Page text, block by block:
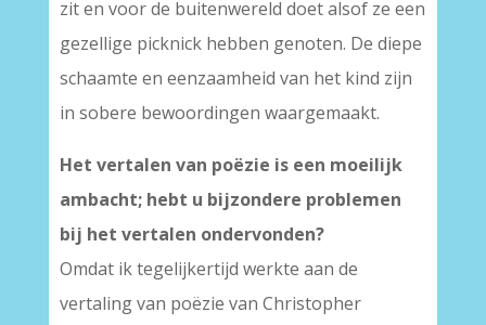
zit en voor de buitenwereld doet alsof ze een
gezellige picknick hebben genoten. De diepe
schaamte en eenzaamheid van het kind zijn
in sobere bewoordingen waargemaakt.
Het vertalen van poëzie is een moeilijk
ambacht; hebt u bijzondere problemen
bij het vertalen ondervonden?
Omdat ik tegelijkertijd werkte aan de
vertaling van poëzie van Christopher